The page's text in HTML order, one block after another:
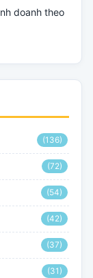
doanh theo
(136)
(72)
(54)
(42)
(37)
(31)